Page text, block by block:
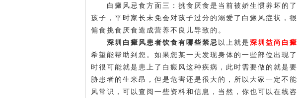
白癜风忌食方面三：挑食厌食是当前被娇生惯养坏的了
孩子，平时家长未免会对孩子过分的溺爱了白癜风症状，
偏食挑食厌食造成营养不良儿导致的。
深圳白癜风患者饮食有哪些禁忌 以上就是深圳益尚白
希望能帮助到您。如果您某一天发现身体的一些部位出现
时很可能就是患上了白癜风这种疾病，此时需要做的就是
胁患者的生米昂，但是危害还是很大的，所以大家一定不
风常识，可以查阅一些资料和信息，当然，你也可以在线